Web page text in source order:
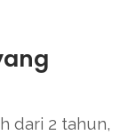
dari 2 tahun,